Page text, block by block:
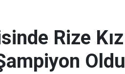
Rize Kız
Oldu